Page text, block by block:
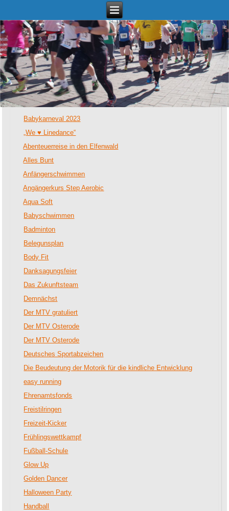
Termine
Babykarneval 2023
„We ♥ Linedance“
Abenteuerreise in den Elfenwald
Alles Bunt
Anfängerschwimmen
Angängerkurs Step Aerobic
Aqua Soft
Babyschwimmen
Badminton
Belegunsplan
Body Fit
Danksagungsfeier
Das Zukunftsteam
Demnächst
Der MTV gratuliert
Der MTV Osterode
Der MTV Osterode
Deutsches Sportabzeichen
Die Beudeutung der Motorik für die kindliche Entwicklung
easy running
Ehrenamtsfonds
Freistilringen
Freizeit-Kicker
Frühlingswettkampf
Fußball-Schule
Glow Up
Golden Dancer
Halloween Party
Handball